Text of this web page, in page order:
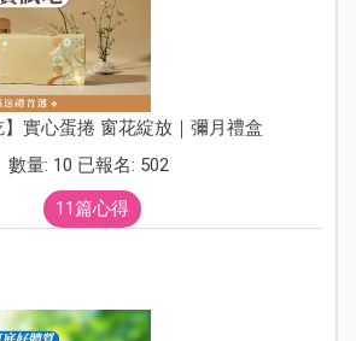
】實心蛋捲 窗花綻放｜彌月禮盒
數量: 10 已報名: 502
11篇心得